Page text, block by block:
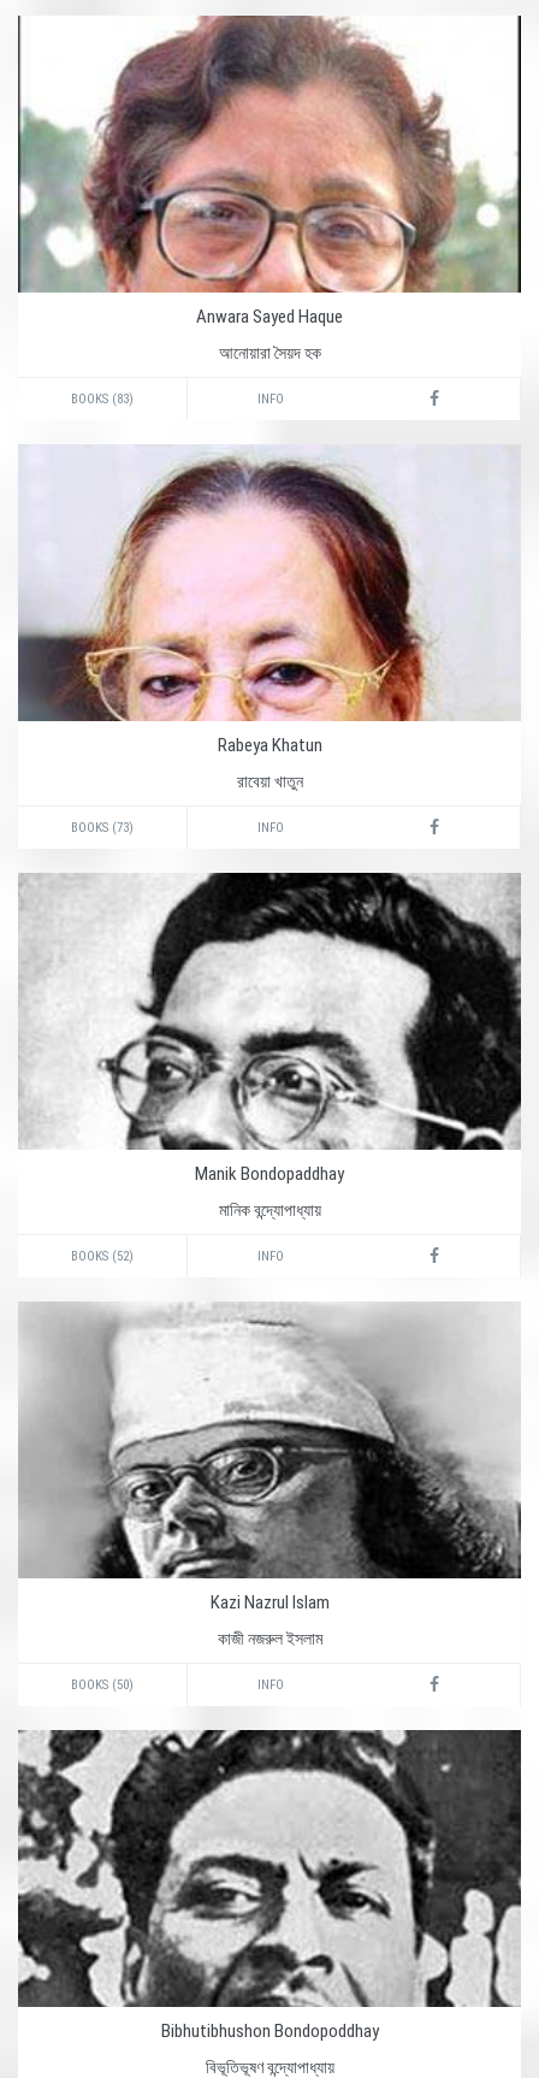
Anwara Sayed Haque
আনোয়ারা সৈয়দ হক
BOOKS (83) INFO
Rabeya Khatun
রাবেয়া খাতুন
BOOKS (73) INFO
Manik Bondopaddhay
মানিক বন্দ্যোপাধ্যায়
BOOKS (52) INFO
Kazi Nazrul Islam
কাজী নজরুল ইসলাম
BOOKS (50) INFO
Bibhutibhushon Bondopoddhay
বিভূতিভূষণ বন্দ্যোপাধ্যায়